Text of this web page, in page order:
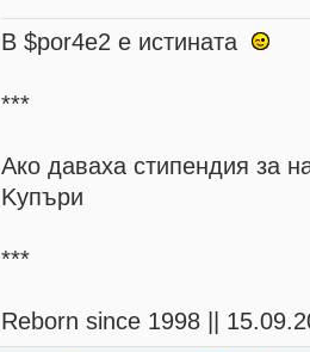
В $por4e2 e истината
***
Aко даваха стипендия за
Kупъри
***
Reborn since 1998 ||